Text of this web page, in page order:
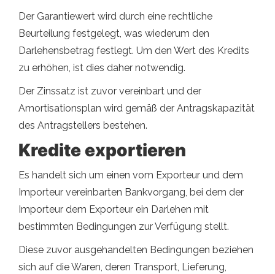
Der Garantiewert wird durch eine rechtliche
Beurteilung festgelegt, was wiederum den
Darlehensbetrag festlegt. Um den Wert des Kredits
zu erhöhen, ist dies daher notwendig.
Der Zinssatz ist zuvor vereinbart und der
Amortisationsplan wird gemäß der Antragskapazität
des Antragstellers bestehen.
Kredite exportieren
Es handelt sich um einen vom Exporteur und dem
Importeur vereinbarten Bankvorgang, bei dem der
Importeur dem Exporteur ein Darlehen mit
bestimmten Bedingungen zur Verfügung stellt.
Diese zuvor ausgehandelten Bedingungen beziehen
sich auf die Waren, deren Transport, Lieferung,